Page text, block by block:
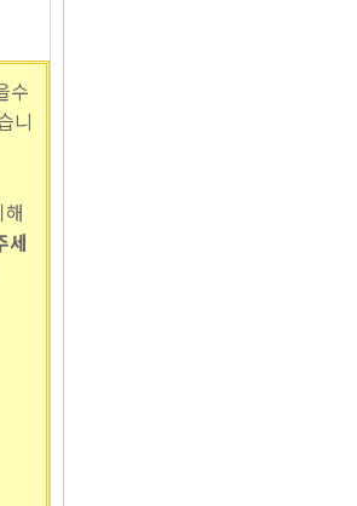
수
니
세